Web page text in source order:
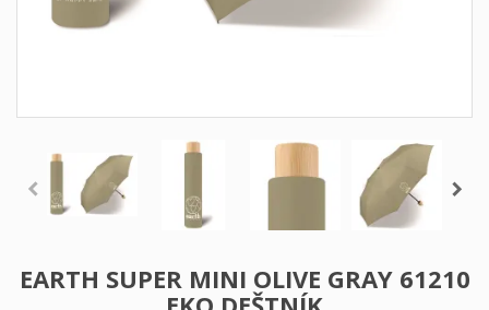
EARTH SUPER MINI OLIVE GRAY 61210